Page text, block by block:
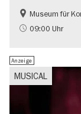
Geschichte
Nachhaltigkeit
Museum für
09:00 Uhr
MUSICAL
Anzeige